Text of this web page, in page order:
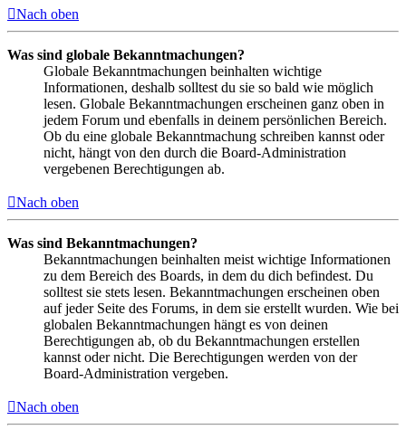
Nach oben
Was sind globale Bekanntmachungen?
Globale Bekanntmachungen beinhalten wichtige
Informationen, deshalb solltest du sie so bald wie möglich
lesen. Globale Bekanntmachungen erscheinen ganz oben in
jedem Forum und ebenfalls in deinem persönlichen Bereich.
Ob du eine globale Bekanntmachung schreiben kannst oder
nicht, hängt von den durch die Board-Administration
vergebenen Berechtigungen ab.
Nach oben
Was sind Bekanntmachungen?
Bekanntmachungen beinhalten meist wichtige Informationen
zu dem Bereich des Boards, in dem du dich befindest. Du
solltest sie stets lesen. Bekanntmachungen erscheinen oben
auf jeder Seite des Forums, in dem sie erstellt wurden. Wie bei
globalen Bekanntmachungen hängt es von deinen
Berechtigungen ab, ob du Bekanntmachungen erstellen
kannst oder nicht. Die Berechtigungen werden von der
Board-Administration vergeben.
Nach oben